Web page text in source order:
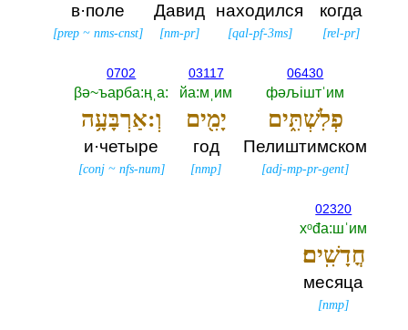
когда
[rel-pr]
находился
[qal-pf-3ms]
Давид
[nm-pr]
в·поле
[prep ~nms-cnst]
06430
фәљiштˈим
פְלִשְׁתִּ֑ים
Пелиштимском
[adj-mp-pr-gent]
03117
йа:мˌим
יָמִ֖ים
год
[nmp]
0702
βә~ъарба:ңˌа:‎
וְ:אַרְבָּעָ֥ה
и·четыре
[conj~ nfs-num]
02320
хᵒđа:шˈим
חֳדָשִֽׁים׃
месяца
[nmp]